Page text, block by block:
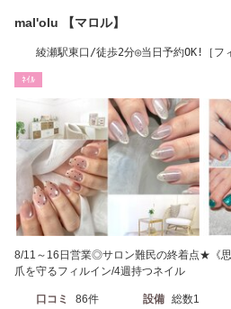
mal'olu 【マロル】
綾瀬駅東口/徒歩2分◎当日予約OK!［フ
ﾈｲﾙ
8/11～16日営業◎サロン難民の終着点★《思
爪を守るフィルイン/4週持つネイル
口コミ 86件 設備 総数1